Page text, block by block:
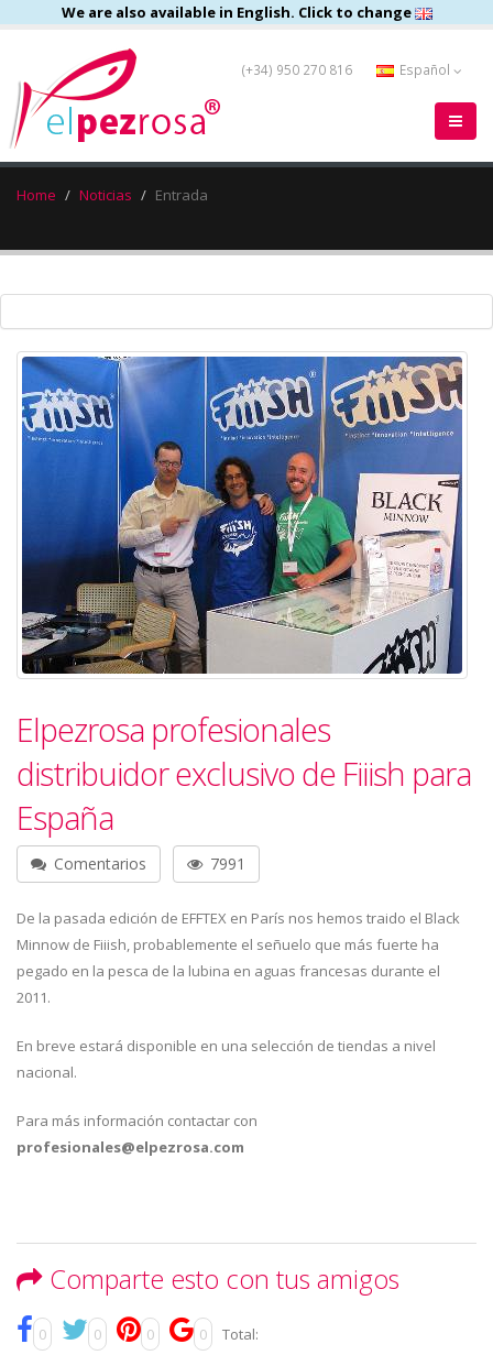
We are also available in English. Click to change
(+34) 950 270 816 Español
Home Noticias Entrada
Elpezrosa profesionales
distribuidor exclusivo de Fiiish para
España
Comentarios 7991
De la pasada edición de EFFTEX en París nos hemos traido el Black
Minnow de Fiiish, probablemente el señuelo que más fuerte ha
pegado en la pesca de la lubina en aguas francesas durante el
2011.
En breve estará disponible en una selección de tiendas a nivel
nacional.
Para más información contactar con
profesionales@elpezrosa.com
Comparte esto con tus amigos
0 0 0 0 Total: